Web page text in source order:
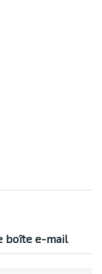
boîte e-mail